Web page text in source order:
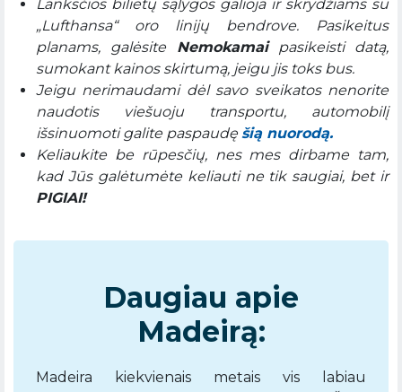
Lanksčios bilietų sąlygos galioja ir skrydžiams su
„Lufthansa“ oro linijų bendrove. Pasikeitus
planams, galėsite Nemokamaipasikeisti datą,
sumokant kainos skirtumą, jeigu jis toks bus.
Jeigu nerimaudami dėl savo sveikatos nenorite
naudotis viešuoju transportu, automobilį
išsinuomoti galite paspaudęšią nuorodą.
Keliaukite be rūpesčių, nes mes dirbame tam,
kad Jūs galėtumėte keliauti ne tik saugiai, bet ir
PIGIAI!
Daugiau apie
Madeirą:
Madeira kiekvienais metais vis labiau